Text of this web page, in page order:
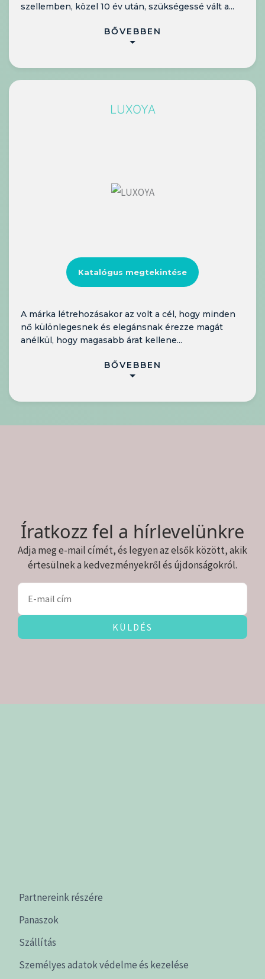
szellemben, közel 10 év után, szükségessé vált a...
BŐVEBBEN
LUXOYA
Katalógus megtekintése
A márka létrehozásakor az volt a cél, hogy minden
nő különlegesnek és elegánsnak érezze magát
anélkül, hogy magasabb árat kellene...
BŐVEBBEN
Íratkozz fel a hírlevelünkre
Adja meg e-mail címét, és legyen az elsők között, akik
értesülnek a kedvezményekről és újdonságokról.
KÜLDÉS
Partnereink részére
Panaszok
Szállítás
Személyes adatok védelme és kezelése